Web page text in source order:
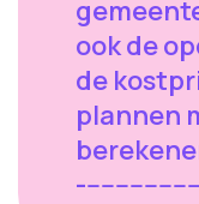
ook de
de
plannen